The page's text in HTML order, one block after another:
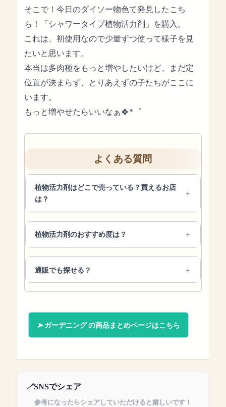
そこで！今日のダイソー物色て発見したこち
ら！「シャワータイプ植物活力剤」を購入。
これは、初使用なので少量ずつ使って様子を見
たいと思います。
本当は多肉種をもっと増やしたいけど、まだ定
位置が決まらず、とりあえずの子たちがここに
います。
もっと増やせたらいいなぁ🍀*゜
よくある質問
植物活力剤はどこで売っている？買えるお店
は？
植物活力剤のおすすめ度は？
通販でも探せる？
ガーデニング の商品まとめページはこちら
SNSでシェア
参考になったらシェアしていただけると嬉しいです！